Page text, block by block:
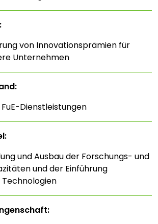
von Innovationsprämien für
Unternehmen
Dienstleistungen
und Ausbau der Forschungs- und
und der Einführung